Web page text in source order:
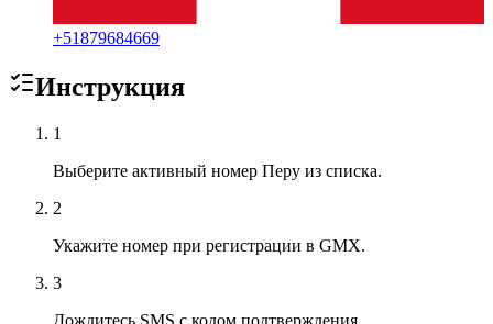
+51879684669
Инструкция
1
Выберите активный номер Перу из списка.
2
Укажите номер при регистрации в GMX.
3